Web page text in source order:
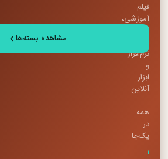
فیلم
آموزشی،
کتاب
نرم‌افزار
و
ابزار
آنلاین
—
همه
در
یک‌جا
۱
مشاهده بسته‌ها